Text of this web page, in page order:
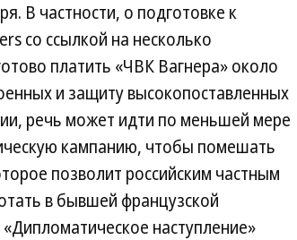
В частности, о подготовке к
со ссылкой на несколько
платить «ЧВК Вагнера» около
и защиту высокопоставленных
речь может идти по меньшей мере
кампанию, чтобы помешать
позволит российским частным
в бывшей французской
наступление»